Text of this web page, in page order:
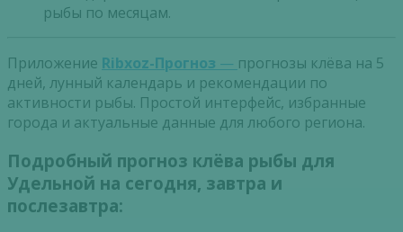
рыбы по месяцам.
Приложение Ribxoz-Прогноз — прогнозы клёва на 5
дней, лунный календарь и рекомендации по
активности рыбы. Простой интерфейс, избранные
города и актуальные данные для любого региона.
Подробный прогноз клёва рыбы для
Удельной на сегодня, завтра и
послезавтра: